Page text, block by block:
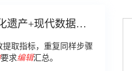
遗产+现代数据赋
取指标，重复同样步骤
要求编辑汇总。